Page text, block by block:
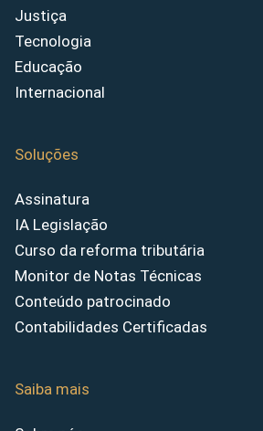
Justiça
Tecnologia
Educação
Internacional
Soluções
Assinatura
IA Legislação
Curso da reforma tributária
Monitor de Notas Técnicas
Conteúdo patrocinado
Contabilidades Certificadas
Saiba mais